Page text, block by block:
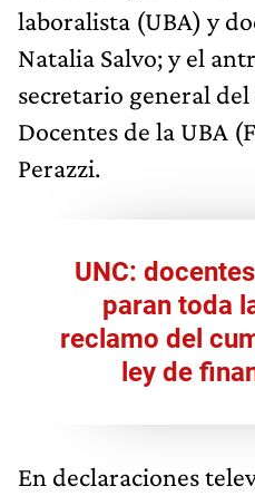
laboralista (UBA) y
Natalia Salvo; y el
secretario general
Docentes de la UBA
Perazzi.
UNC:
paran toda
reclamo del
ley de
En declaraciones